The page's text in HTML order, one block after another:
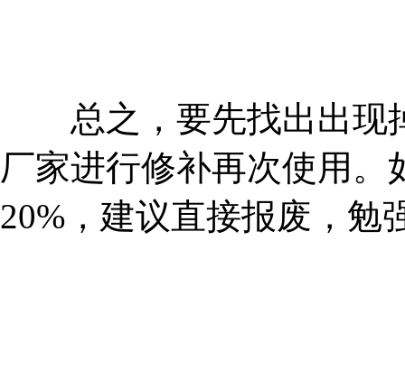
总之，要先找出出现
厂家进行修补再次使用
20%，建议直接报废，勉